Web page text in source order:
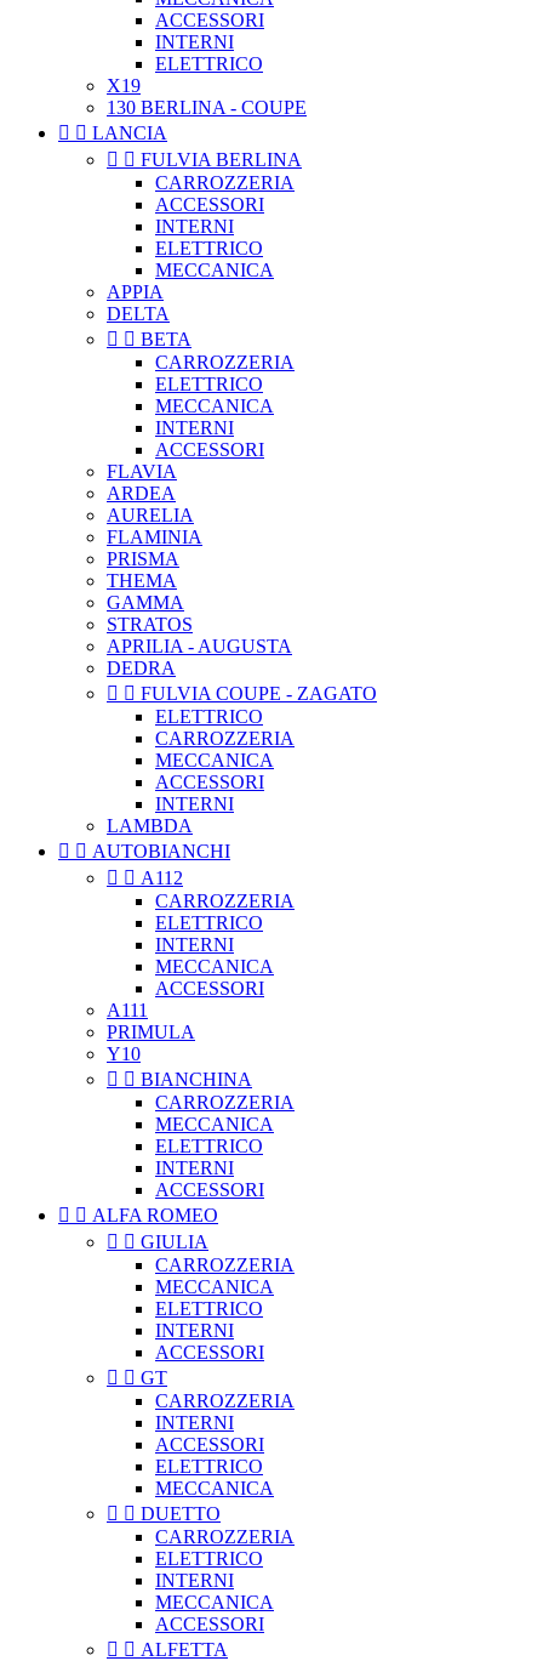
ACCESSORI
INTERNI
ELETTRICO
X19
130 BERLINA - COUPE
  LANCIA
  FULVIA BERLINA
CARROZZERIA
ACCESSORI
INTERNI
ELETTRICO
MECCANICA
APPIA
DELTA
  BETA
CARROZZERIA
ELETTRICO
MECCANICA
INTERNI
ACCESSORI
FLAVIA
ARDEA
AURELIA
FLAMINIA
PRISMA
THEMA
GAMMA
STRATOS
APRILIA - AUGUSTA
DEDRA
  FULVIA COUPE - ZAGATO
ELETTRICO
CARROZZERIA
MECCANICA
ACCESSORI
INTERNI
LAMBDA
  AUTOBIANCHI
  A112
CARROZZERIA
ELETTRICO
INTERNI
MECCANICA
ACCESSORI
A111
PRIMULA
Y10
  BIANCHINA
CARROZZERIA
MECCANICA
ELETTRICO
INTERNI
ACCESSORI
  ALFA ROMEO
  GIULIA
CARROZZERIA
MECCANICA
ELETTRICO
INTERNI
ACCESSORI
  GT
CARROZZERIA
INTERNI
ACCESSORI
ELETTRICO
MECCANICA
  DUETTO
CARROZZERIA
ELETTRICO
INTERNI
MECCANICA
ACCESSORI
  ALFETTA